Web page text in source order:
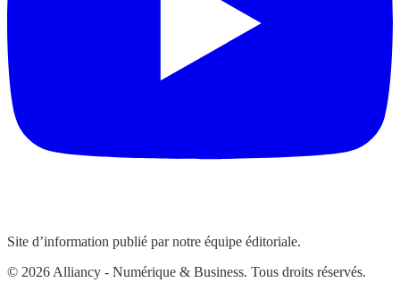
Site d’information publié par notre équipe éditoriale.
© 2026 Alliancy - Numérique & Business. Tous droits réservés.